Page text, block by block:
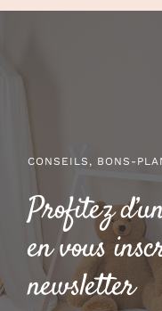
CONSEILS, BONS-
Profitez
en vous
newsletter